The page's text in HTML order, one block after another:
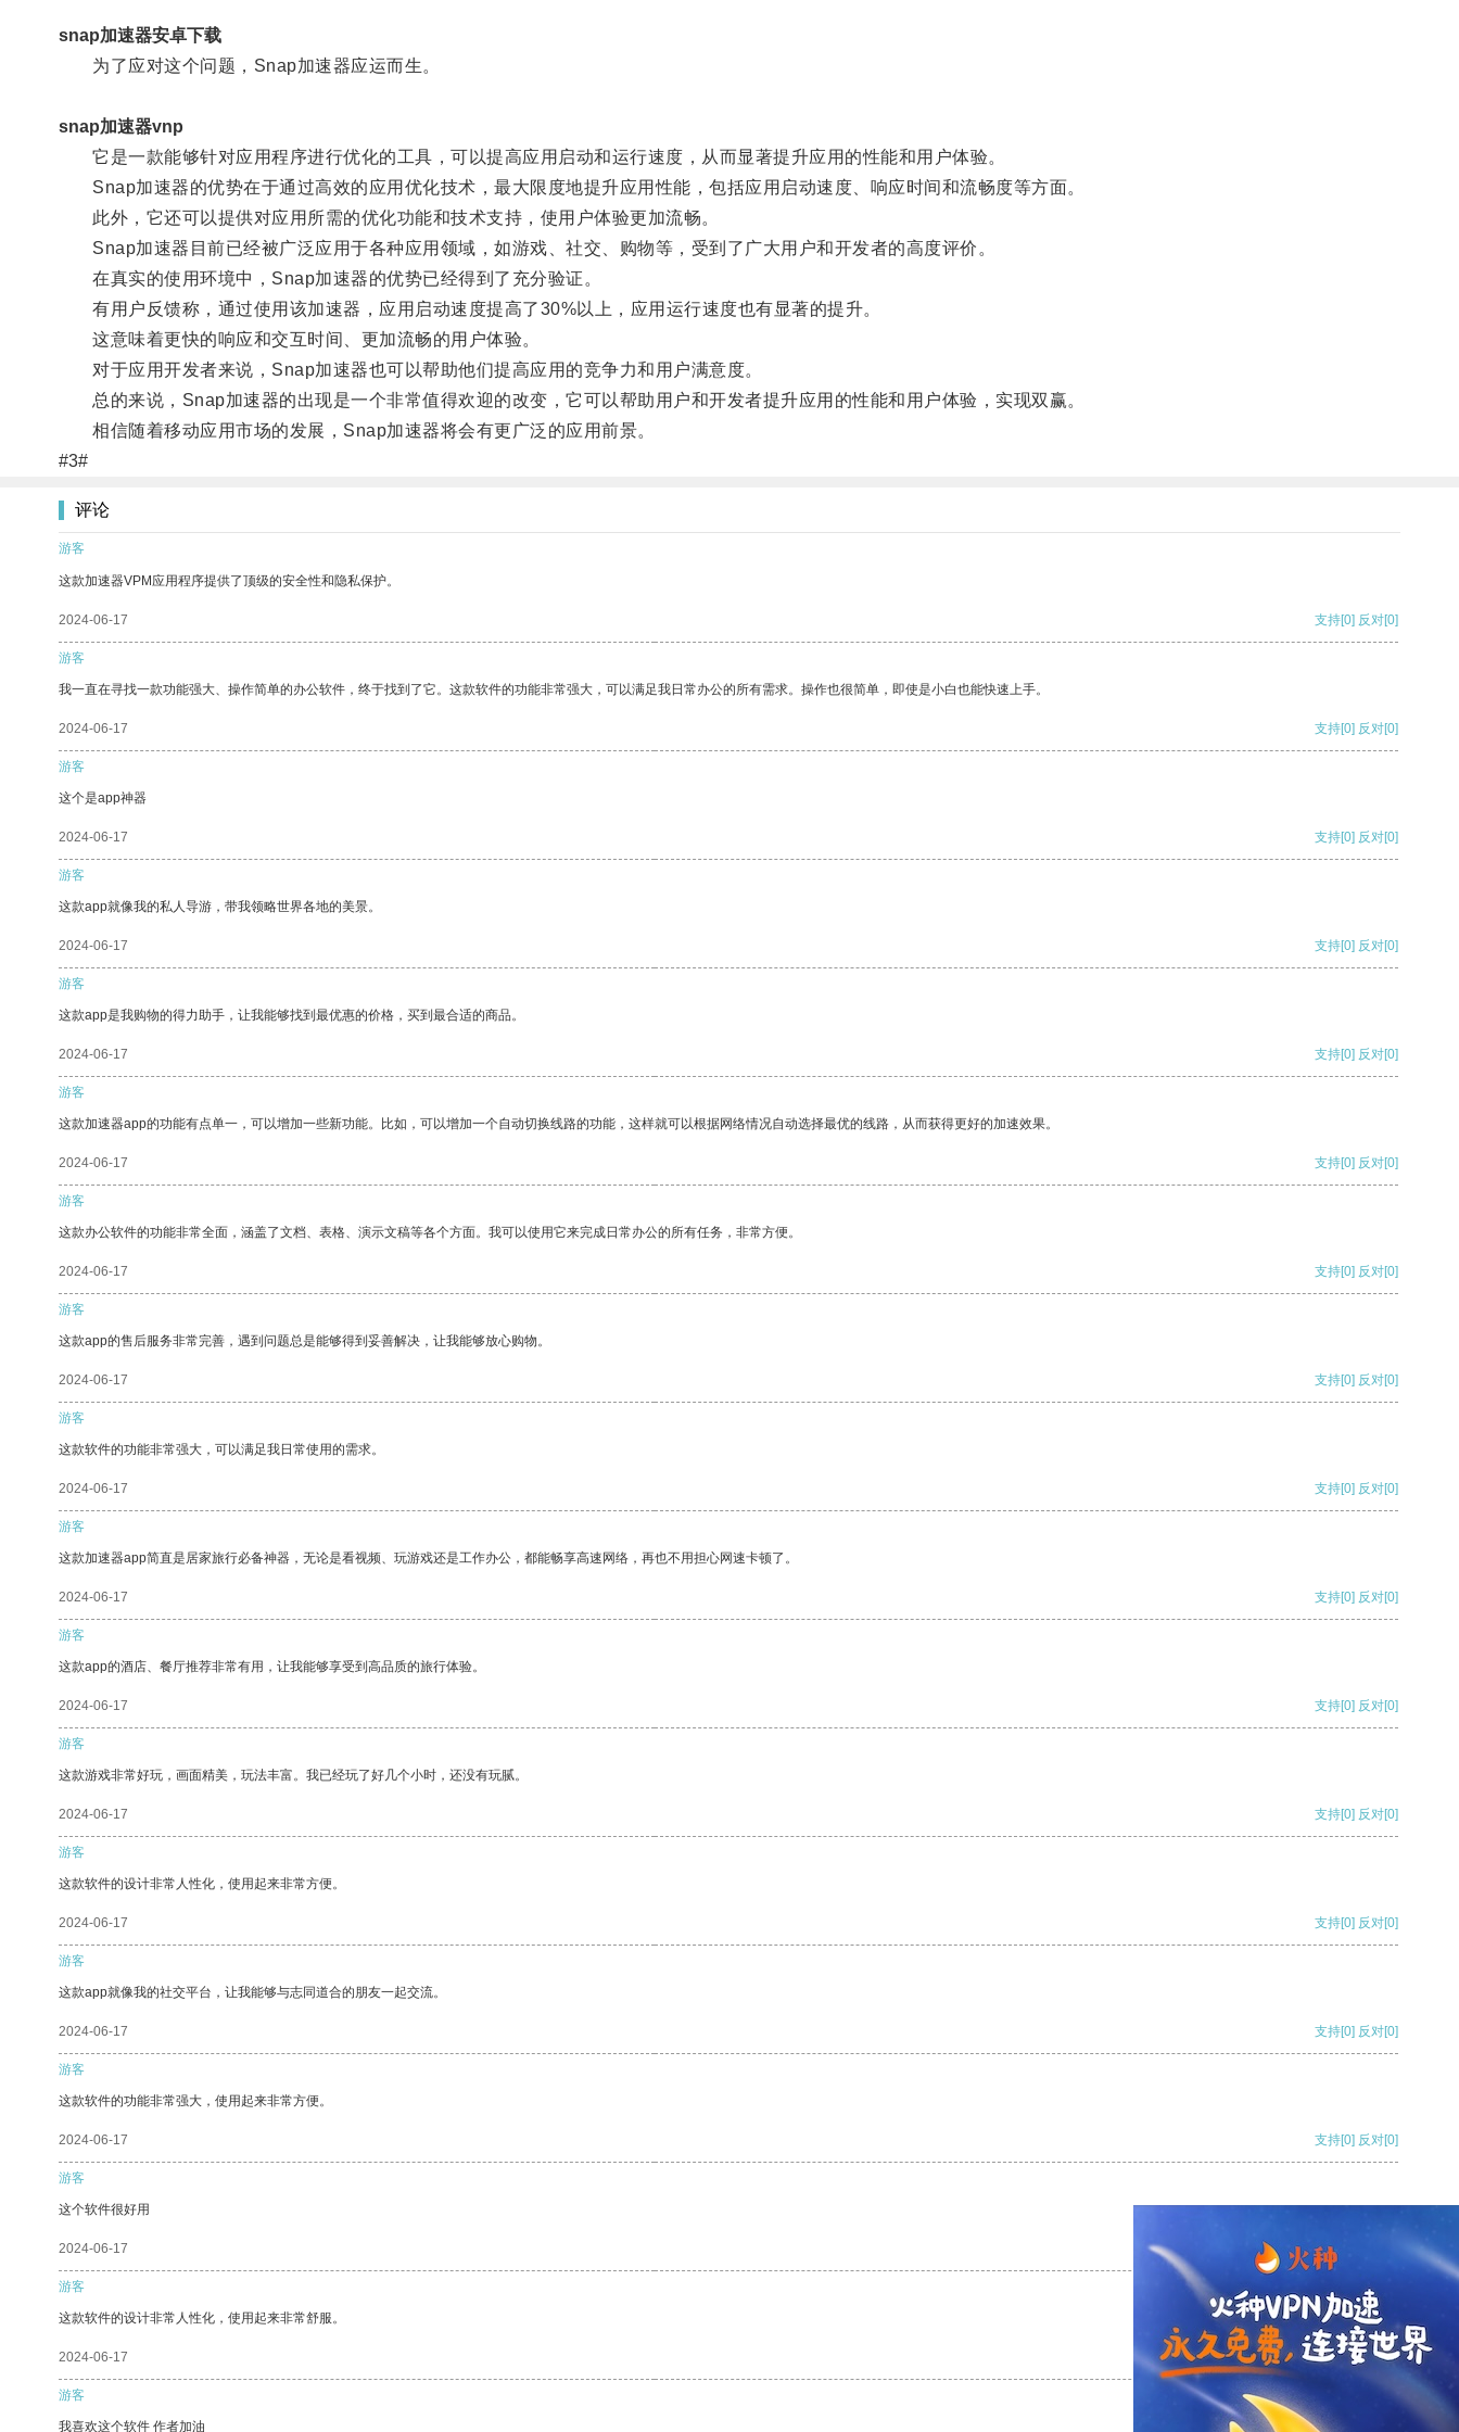
snap加速器安卓下载
为了应对这个问题，Snap加速器应运而生。
snap加速器vnp
它是一款能够针对应用程序进行优化的工具，可以提高应用启动和运行速度，从而显著提升应用的性能和用户体验。
Snap加速器的优势在于通过高效的应用优化技术，最大限度地提升应用性能，包括应用启动速度、响应时间和流畅度等方面。
此外，它还可以提供对应用所需的优化功能和技术支持，使用户体验更加流畅。
Snap加速器目前已经被广泛应用于各种应用领域，如游戏、社交、购物等，受到了广大用户和开发者的高度评价。
在真实的使用环境中，Snap加速器的优势已经得到了充分验证。
有用户反馈称，通过使用该加速器，应用启动速度提高了30%以上，应用运行速度也有显著的提升。
这意味着更快的响应和交互时间、更加流畅的用户体验。
对于应用开发者来说，Snap加速器也可以帮助他们提高应用的竞争力和用户满意度。
总的来说，Snap加速器的出现是一个非常值得欢迎的改变，它可以帮助用户和开发者提升应用的性能和用户体验，实现双赢。
相信随着移动应用市场的发展，Snap加速器将会有更广泛的应用前景。
#3#
评论
游客
这款加速器VPM应用程序提供了顶级的安全性和隐私保护。
2024-06-17 支持[0] 反对[0]
游客
我一直在寻找一款功能强大、操作简单的办公软件，终于找到了它。这款软件的功能非常强大，可以满足我日常办公的所有需求。操作也很简单，即使是小白也能快速上手。
2024-06-17 支持[0] 反对[0]
游客
这个是app神器
2024-06-17 支持[0] 反对[0]
游客
这款app就像我的私人导游，带我领略世界各地的美景。
2024-06-17 支持[0] 反对[0]
游客
这款app是我购物的得力助手，让我能够找到最优惠的价格，买到最合适的商品。
2024-06-17 支持[0] 反对[0]
游客
这款加速器app的功能有点单一，可以增加一些新功能。比如，可以增加一个自动切换线路的功能，这样就可以根据网络情况自动选择最优的线路，从而获得更好的加速效果。
2024-06-17 支持[0] 反对[0]
游客
这款办公软件的功能非常全面，涵盖了文档、表格、演示文稿等各个方面。我可以使用它来完成日常办公的所有任务，非常方便。
2024-06-17 支持[0] 反对[0]
游客
这款app的售后服务非常完善，遇到问题总是能够得到妥善解决，让我能够放心购物。
2024-06-17 支持[0] 反对[0]
游客
这款软件的功能非常强大，可以满足我日常使用的需求。
2024-06-17 支持[0] 反对[0]
游客
这款加速器app简直是居家旅行必备神器，无论是看视频、玩游戏还是工作办公，都能畅享高速网络，再也不用担心网速卡顿了。
2024-06-17 支持[0] 反对[0]
游客
这款app的酒店、餐厅推荐非常有用，让我能够享受到高品质的旅行体验。
2024-06-17 支持[0] 反对[0]
游客
这款游戏非常好玩，画面精美，玩法丰富。我已经玩了好几个小时，还没有玩腻。
2024-06-17 支持[0] 反对[0]
游客
这款软件的设计非常人性化，使用起来非常方便。
2024-06-17 支持[0] 反对[0]
游客
这款app就像我的社交平台，让我能够与志同道合的朋友一起交流。
2024-06-17 支持[0] 反对[0]
游客
这款软件的功能非常强大，使用起来非常方便。
2024-06-17 支持[0] 反对[0]
游客
这个软件很好用
2024-06-17 支持
游客
这款软件的设计非常人性化，使用起来非常舒服。
2024-06-17 支持[0] 反对[0]
游客
我喜欢这个软件 作者加油